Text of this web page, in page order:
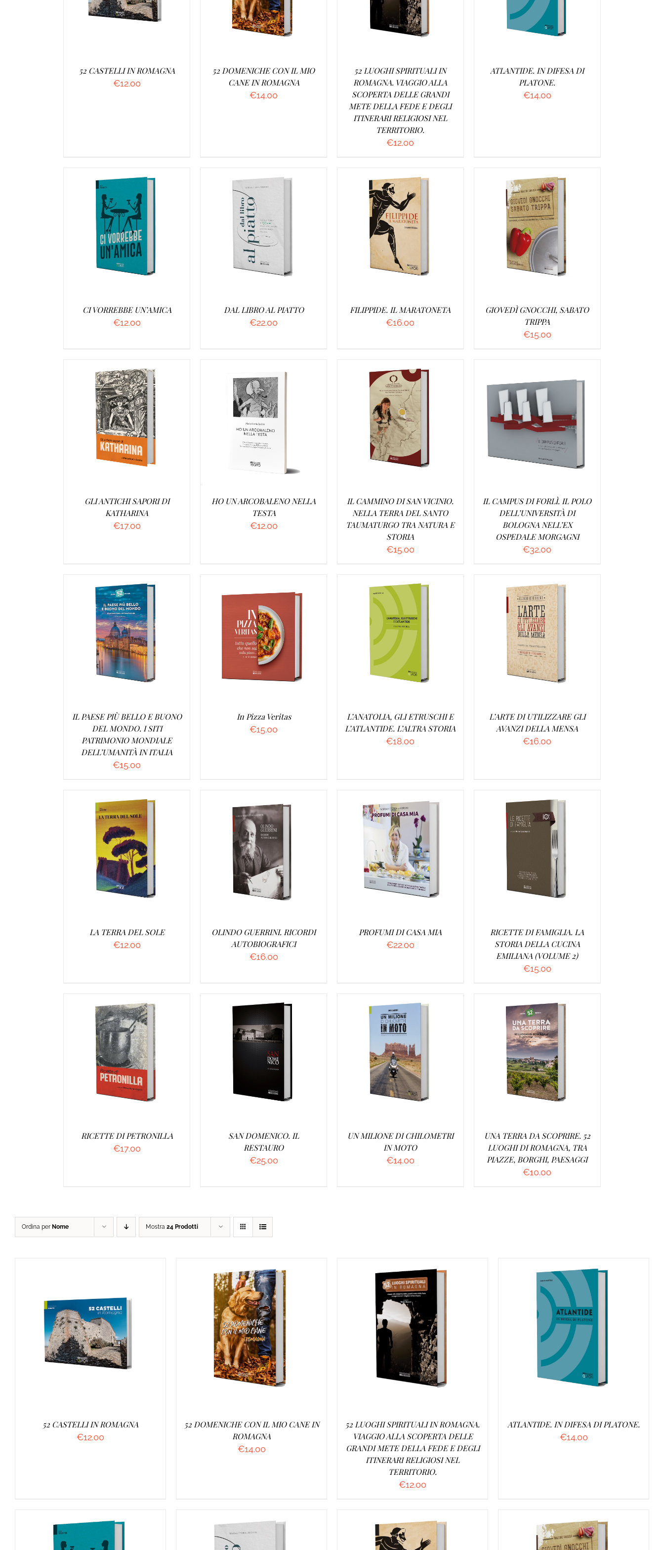
52 CASTELLI IN ROMAGNA
€12.00
52 DOMENICHE CON IL MIO
CANE IN ROMAGNA
€14.00
52 LUOGHI SPIRITUALI IN
ROMAGNA. VIAGGIO ALLA
SCOPERTA DELLE GRANDI
METE DELLA FEDE E DEGLI
ITINERARI RELIGIOSI NEL
TERRITORIO.
€12.00
ATLANTIDE. IN DIFESA DI
PLATONE.
€14.00
AGGIUNGI AL CARRELLO
DETTAGLI
CI VORREBBE UN’AMICA
€12.00
AGGIUNGI AL CARRELLO
DETTAGLI
DAL LIBRO AL PIATTO
€22.00
AGGIUNGI AL CARRELLO
DETTAGLI
FILIPPIDE. IL MARATONETA
€16.00
AGGIUNGI AL CARRELLO
DETTAGLI
GIOVEDÌ GNOCCHI, SABATO
TRIPPA
€15.00
AGGIUNGI AL CARRELLO
DETTAGLI
GLI ANTICHI SAPORI DI
KATHARINA
€17.00
AGGIUNGI AL CARRELLO
DETTAGLI
HO UN ARCOBALENO NELLA
TESTA
€12.00
AGGIUNGI AL CARRELLO
DETTAGLI
IL CAMMINO DI SAN VICINIO.
NELLA TERRA DEL SANTO
TAUMATURGO TRA NATURA E
STORIA
€15.00
AGGIUNGI AL CARRELLO
/
DETTAGLI
IL CAMPUS DI FORLÌ. IL POLO
DELL’UNIVERSITÀ DI
BOLOGNA NELL’EX
OSPEDALE MORGAGNI
€32.00
AGGIUNGI AL CARRELLO
DETTAGLI
IL PAESE PIÙ BELLO E BUONO
DEL MONDO. I SITI
PATRIMONIO MONDIALE
DELL’UMANITÀ IN ITALIA
€15.00
AGGIUNGI AL CARRELLO
DETTAGLI
In Pizza Veritas
€15.00
AGGIUNGI AL CARRELLO
DETTAGLI
L’ANATOLIA, GLI ETRUSCHI E
L’ATLANTIDE. L’ALTRA STORIA
€18.00
AGGIUNGI AL CARRELLO
DETTAGLI
L’ARTE DI UTILIZZARE GLI
AVANZI DELLA MENSA
€16.00
AGGIUNGI AL CARRELLO
DETTAGLI
LA TERRA DEL SOLE
€12.00
AGGIUNGI AL CARRELLO
DETTAGLI
OLINDO GUERRINI. RICORDI
AUTOBIOGRAFICI
€16.00
AGGIUNGI AL CARRELLO
DETTAGLI
PROFUMI DI CASA MIA
€22.00
AGGIUNGI AL CARRELLO
RICETTE DI FAMIGLIA. LA
STORIA DELLA CUCINA
EMILIANA (VOLUME 2)
€15.00
DETTAGLI
RICETTE DI PETRONILLA
€17.00
AGGIUNGI AL CARRELLO
DETTAGLI
SAN DOMENICO. IL
RESTAURO
€25.00
AGGIUNGI AL CARRELLO
DETTAGLI
UN MILIONE DI CHILOMETRI
IN MOTO
€14.00
AGGIUNGI AL CARRELLO
DETTAGLI
UNA TERRA DA SCOPRIRE. 52
LUOGHI DI ROMAGNA, TRA
PIAZZE, BORGHI, PAESAGGI
€10.00
Ordina per Nome Mostra 24 Prodotti
AGGIUNGI AL CARRELLO
DETTAGLI
52 CASTELLI IN ROMAGNA
€12.00
AGGIUNGI AL CARRELLO
DETTAGLI
52 DOMENICHE CON IL MIO CANE IN
ROMAGNA
€14.00
AGGIUNGI AL CARRELLO
DETTAGLI
52 LUOGHI SPIRITUALI IN ROMAGNA.
VIAGGIO ALLA SCOPERTA DELLE
GRANDI METE DELLA FEDE E DEGLI
ITINERARI RELIGIOSI NEL
TERRITORIO.
€12.00
AGGIUNGI AL CARRELLO
DETTAGLI
ATLANTIDE. IN DIFESA DI PLATONE.
€14.00